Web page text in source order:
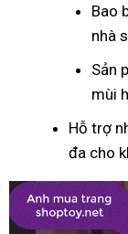
Bao
nhà
Sản
mùi
Hỗ trợ
đa cho